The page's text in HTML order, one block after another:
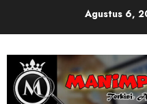
Agustus 6,